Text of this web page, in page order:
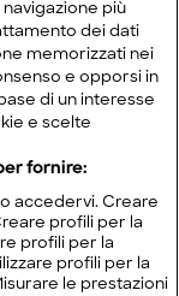
più
dei dati
memorizzati nei
e opporsi in
di un interesse
e scelte
fornire:
accedervi. Creare
profili per la
profili per la
profili per la
le prestazioni